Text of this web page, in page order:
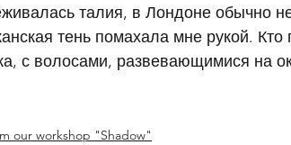
талия, в Лондоне обычно
тень помахала мне рукой.
с волосами, развевающимися на
our workshop "Shadow"